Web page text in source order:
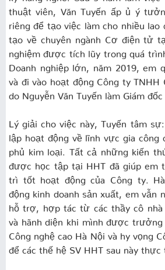
thuật viên, Văn Tuyến ấp ủ ý
riêng để tạo việc làm cho nhiều lao
tạo về chuyên ngành Cơ điện tử
nghiệm được tích lũy trong quá
Doanh nghiệp lớn, năm 2019, em
và đi vào hoạt động Công ty TNHH
do Nguyễn Văn Tuyến làm Giám
Lý giải cho việc này, Tuyến tâm
lập hoạt động về lĩnh vực gia công
phủ kim loại. Tất cả những kiến
được học tập tại HHT đã giúp em
trì tốt hoạt động của Công ty.
động kinh doanh sản xuất, em vẫn
hỗ trợ, hợp tác từ các thầy cô
và hãnh diện khi mình được
Công nghệ cao Hà Nội và hy vọng
để các thế hệ SV HHT sau này thực